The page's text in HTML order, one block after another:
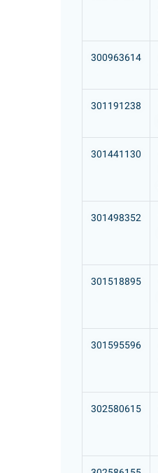
300963614
301191238
301441130
301498352
301518895
301595596
302580615